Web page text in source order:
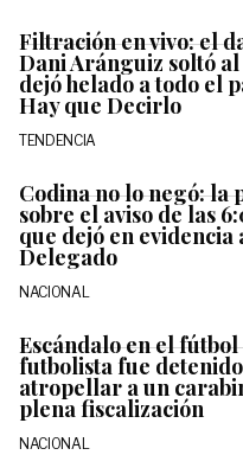
Filtración en vivo: el
Dani Aránguiz soltó
dejó helado a todo el
Hay que Decirlo
TENDENCIA
Codina no lo negó: la
sobre el aviso de las
que dejó en evidencia
Delegado
NACIONAL
Escándalo en el
futbolista fue
atropellar a un
plena fiscalización
NACIONAL